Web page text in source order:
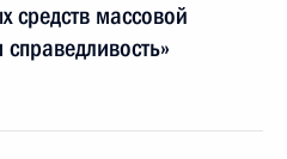
средств массовой